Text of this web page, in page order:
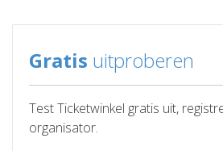
Gratis uitproberen
Test Ticketwinkel gratis uit,
organisator.